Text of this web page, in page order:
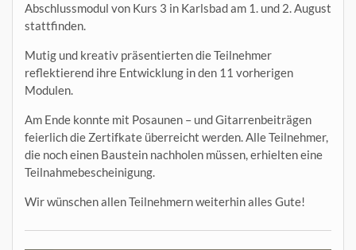
Abschlussmodul von Kurs 3 in Karlsbad am 1. und 2. August
stattfinden.
Mutig und kreativ präsentierten die Teilnehmer
reflektierend ihre Entwicklung in den 11 vorherigen
Modulen.
Am Ende konnte mit Posaunen – und Gitarrenbeiträgen
feierlich die Zertifkate überreicht werden. Alle Teilnehmer,
die noch einen Baustein nachholen müssen, erhielten eine
Teilnahmebescheinigung.
Wir wünschen allen Teilnehmern weiterhin alles Gute!